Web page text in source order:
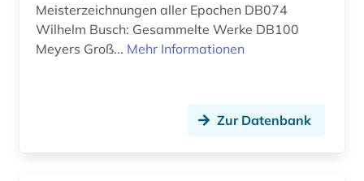
bauhandwerk (1)
bauhaus (1)
Ungarn (1)
Meisterzeichnungen aller Epochen DB074
Wilhelm Busch: Gesammelte Werke DB100
Meyers Groß... Mehr Informationen
Zur Datenbank